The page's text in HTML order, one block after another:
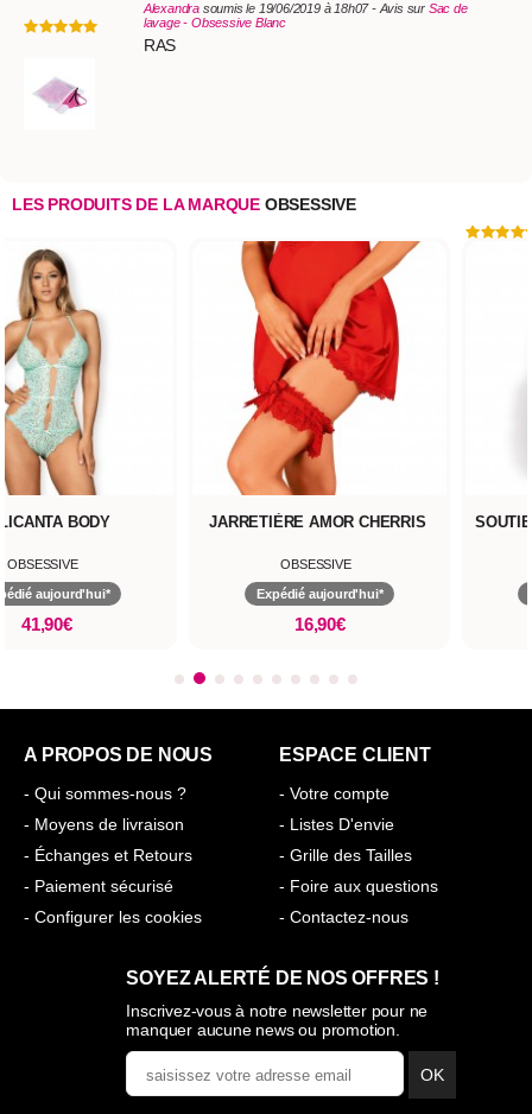
Alexandrasoumis le 19/06/2019 à 18h07 - Avis sur Sac de
lavage - Obsessive Blanc
RAS
LES PRODUITS DE LA MARQUE OBSESSIVE
BODY
OBSESSIVE
aujourd'hui*
41,90€
JARRETIÈRE AMOR CHERRIS
OBSESSIVE
Expédié aujourd'hui*
16,90€
A PROPOS DE NOUS
- Qui sommes-nous ?
- Moyens de livraison
- Échanges et Retours
- Paiement sécurisé
- Configurer les cookies
ESPACE CLIENT
- Votre compte
- Listes D'envie
- Grille des Tailles
- Foire aux questions
- Contactez-nous
SOYEZ ALERTÉ DE NOS OFFRES !
Inscrivez-vous à notre newsletter pour ne
manquer aucune news ou promotion.
OK